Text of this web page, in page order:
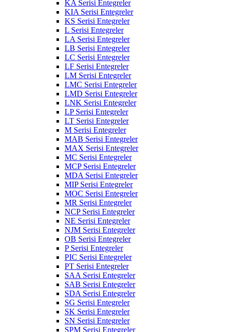
KA Serisi Entegreler
KIA Serisi Entegreler
KS Serisi Entegreler
L Serisi Entegreler
LA Serisi Entegreler
LB Serisi Entegreler
LC Serisi Entegreler
LF Serisi Entegreler
LM Serisi Entegreler
LMC Serisi Entegreler
LMD Serisi Entegreler
LNK Serisi Entegreler
LP Serisi Entegreler
LT Serisi Entegreler
M Serisi Entegreler
MAB Serisi Entegreler
MAX Serisi Entegreler
MC Serisi Entegreler
MCP Serisi Entegreler
MDA Serisi Entegreler
MIP Serisi Entegreler
MOC Serisi Entegreler
MR Serisi Entegreler
NCP Serisi Entegreler
NE Serisi Entegreler
NJM Serisi Entegreler
OB Serisi Entegreler
P Serisi Entegreler
PIC Serisi Entegreler
PT Serisi Entegreler
SAA Serisi Entegreler
SAB Serisi Entegreler
SDA Serisi Entegreler
SG Serisi Entegreler
SK Serisi Entegreler
SN Serisi Entegreler
SPM Serisi Entegreler